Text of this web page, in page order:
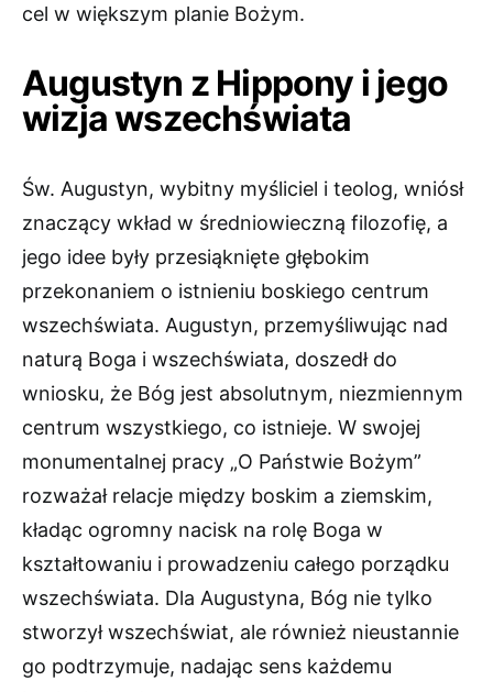
cel w większym planie Bożym.
Augustyn z Hippony i jego
wizja wszechświata
Św. Augustyn, wybitny myśliciel i teolog, wniósł
znaczący wkład w średniowieczną filozofię, a
jego idee były przesiąknięte głębokim
przekonaniem o istnieniu boskiego centrum
wszechświata. Augustyn, przemyśliwując nad
naturą Boga i wszechświata, doszedł do
wniosku, że Bóg jest absolutnym, niezmiennym
centrum wszystkiego, co istnieje. W swojej
monumentalnej pracy „O Państwie Bożym”
rozważał relacje między boskim a ziemskim,
kładąc ogromny nacisk na rolę Boga w
kształtowaniu i prowadzeniu całego porządku
wszechświata. Dla Augustyna, Bóg nie tylko
stworzył wszechświat, ale również nieustannie
go podtrzymuje, nadając sens każdemu